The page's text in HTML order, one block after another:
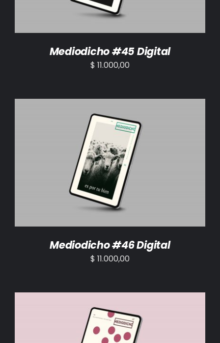
Mediodicho #45 Digital
$ 11.000,00
AÑADIR AL CARRITO /
Mediodicho #46 Digital
$ 11.000,00